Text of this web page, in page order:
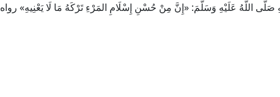
اللَّهُ عَلَيْهِ وَسَلَّمَ: «إِنَّ مِنْ حُسْنِ إِسْلَامِ المَرْءِ تَرْكَهُ مَا لَا يَعْنِيهِ» رواه